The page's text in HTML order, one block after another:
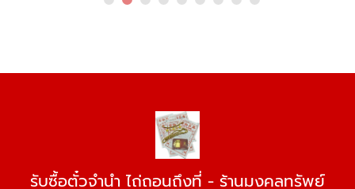
รับซื้อตั๋วจำนำ ไถ่ถอนถึงที่ - ร้านมงคลทรัพย์